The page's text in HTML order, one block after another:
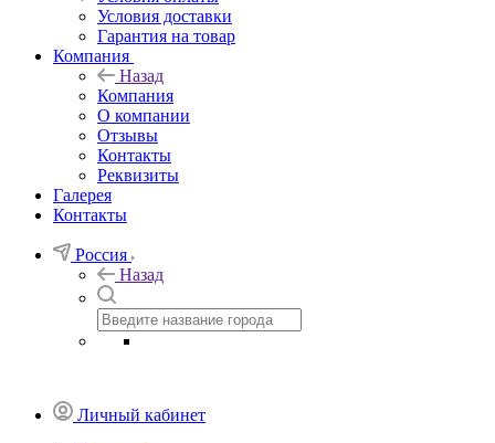
Условия доставки
Гарантия на товар
Компания
Назад
Компания
О компании
Отзывы
Контакты
Реквизиты
Галерея
Контакты
Россия
Назад
Личный кабинет